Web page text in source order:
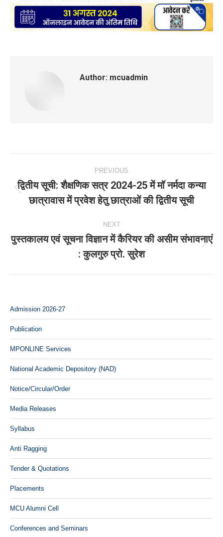
Author: mcuadmin
navigation
PREVIOUS
Previous
post:
द्वितीय सूची: शैक्षणिक सत्र 2024-25 में मॉ नर्मदा कन्‍या
छात्रावास में प्रवेश हेतु छात्राओं की द्वितीय सूची
NEXT
Next
post:
पुस्तकालय एवं सूचना विज्ञान में कैरियर की असीम संभावनाएं
: कुलगुरु प्रो. सुरेश
Admission 2026-27
Publication
MPONLINE Services
National Academic Depository (NAD)
Notice/Circular/Order
Media Releases
Syllabus
Anti Ragging
Tender & Quotations
Placements
MCU Alumni Cell
Conferences and Seminars